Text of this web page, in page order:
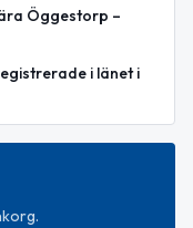
Öggestorp –
i länet i